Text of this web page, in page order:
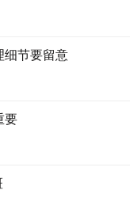
细节要留意
要